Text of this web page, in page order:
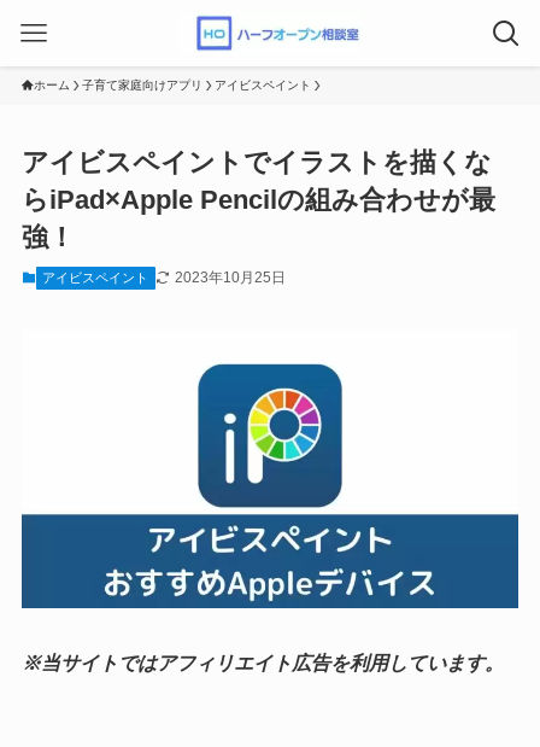
ホーム 子育て家庭向けアプリ アイビスペイント
アイビスペイントでイラストを描くな
らiPad×Apple Pencilの組み合わせが最
強！
アイビスペイント 2023年10月25日
※当サイトではアフィリエイト広告を利用しています。